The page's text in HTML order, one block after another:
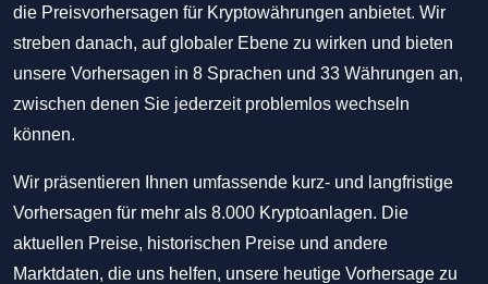
die Preisvorhersagen für Kryptowährungen anbietet. Wir
streben danach, auf globaler Ebene zu wirken und bieten
unsere Vorhersagen in 8 Sprachen und 33 Währungen an,
zwischen denen Sie jederzeit problemlos wechseln
können.
Wir präsentieren Ihnen umfassende kurz- und langfristige
Vorhersagen für mehr als 8.000 Kryptoanlagen. Die
aktuellen Preise, historischen Preise und andere
Marktdaten, die uns helfen, unsere heutige Vorhersage zu